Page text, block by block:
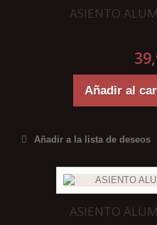
ASIENTO
Añadir al
Añadir a la lista de deseos
ASIENTO